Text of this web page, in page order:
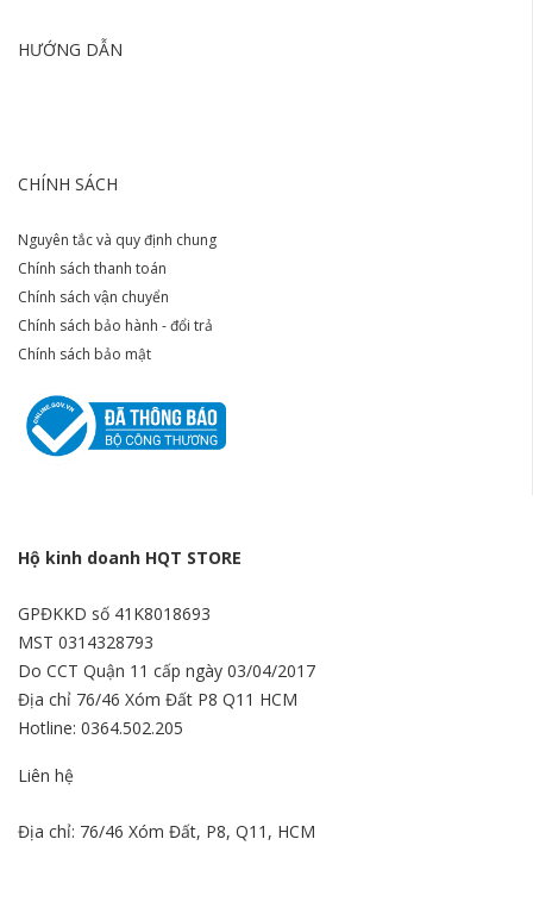
HƯỚNG DẪN
CHÍNH SÁCH
Nguyên tắc và quy định chung
Chính sách thanh toán
Chính sách vận chuyển
Chính sách bảo hành - đổi trả
Chính sách bảo mật
Hộ kinh doanh HQT STORE
GPĐKKD số 41K8018693
MST 0314328793
Do CCT Quận 11 cấp ngày 03/04/2017
Địa chỉ 76/46 Xóm Đất P8 Q11 HCM
Hotline: 0364.502.205
Liên hệ
Địa chỉ: 76/46 Xóm Đất, P8, Q11, HCM